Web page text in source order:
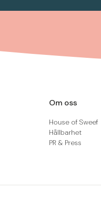
Om oss
House of Sweef
Hållbarhet
PR & Press